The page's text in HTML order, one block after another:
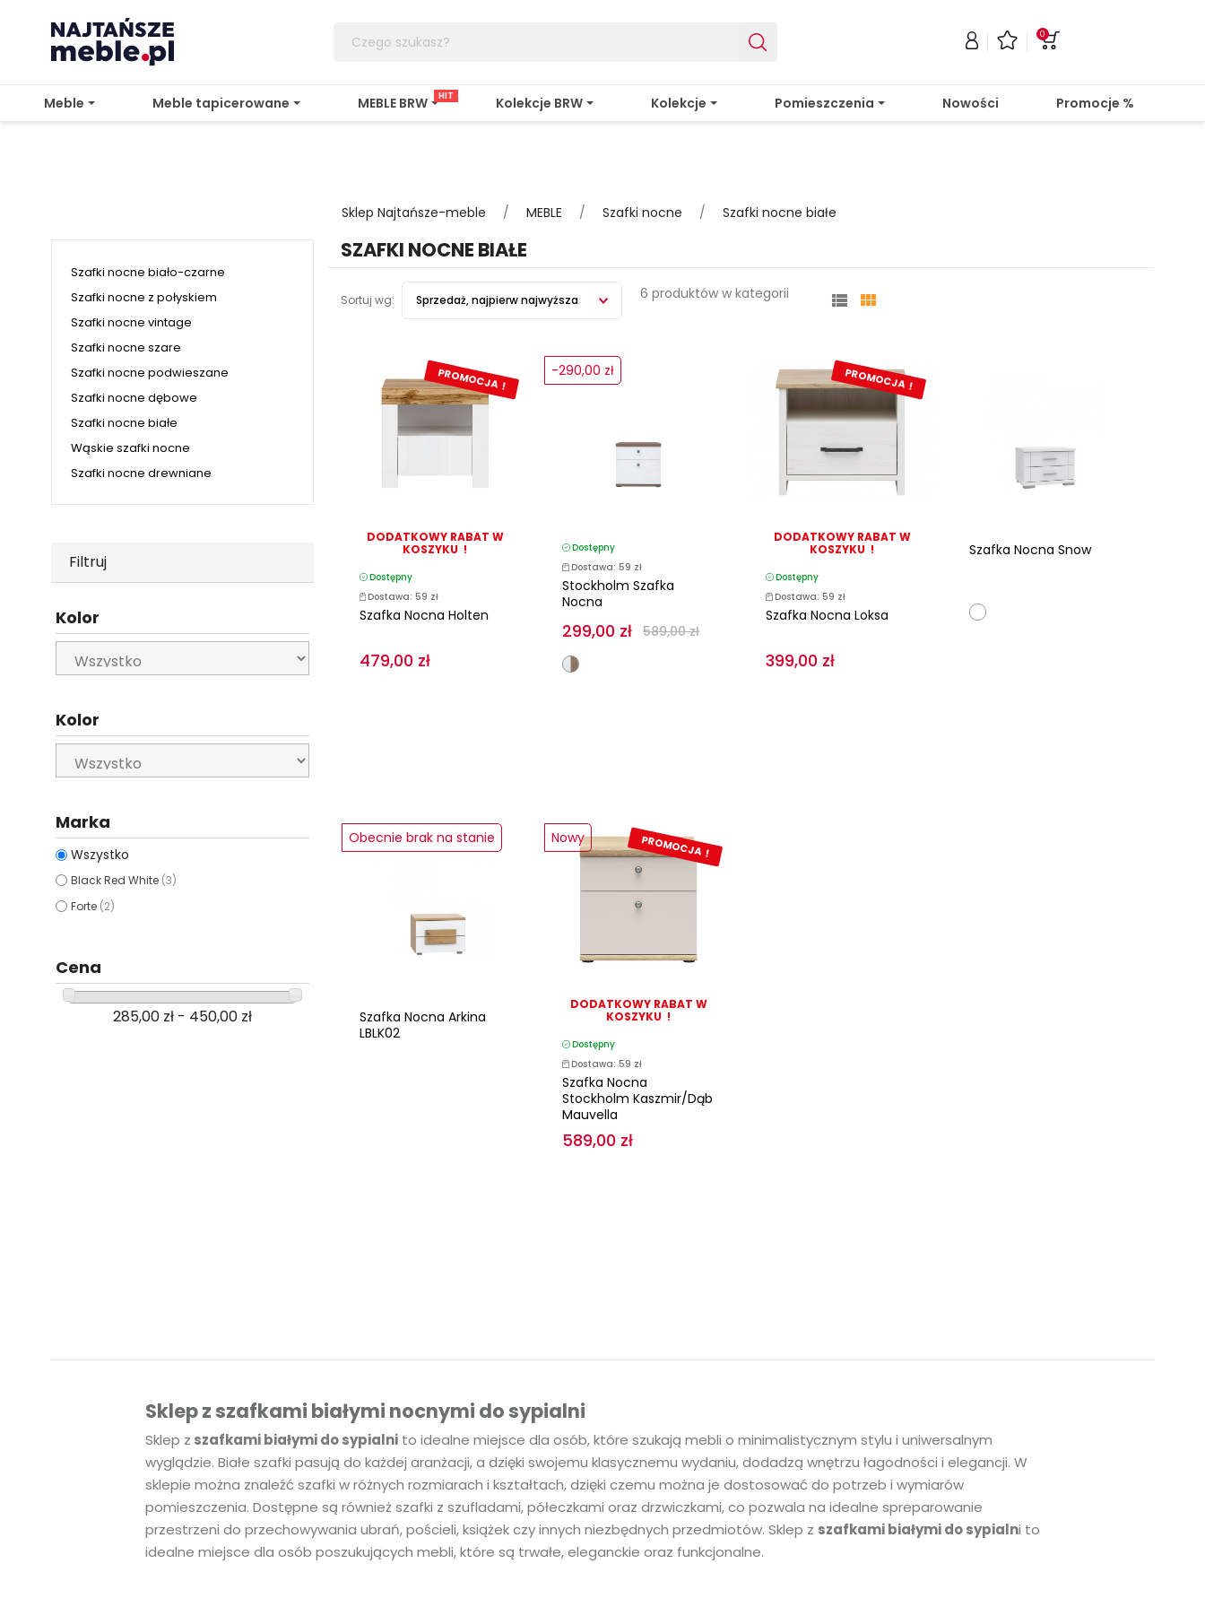
0
Meble Meble tapicerowane MEBLE BRW HIT Kolekcje BRW Kolekcje Pomieszczenia Nowości Promocje %
Sklep Najtańsze-meble MEBLE Szafki nocne Szafki nocne białe
Szafki nocne biało-czarne
Szafki nocne z połyskiem
Szafki nocne vintage
Szafki nocne szare
Szafki nocne podwieszane
Szafki nocne dębowe
Szafki nocne białe
Wąskie szafki nocne
Szafki nocne drewniane
Filtruj
Kolor
Kolor
Marka
Wszystko
Black Red White (3)
Forte (2)
Cena
285,00 zł - 450,00 zł
SZAFKI NOCNE BIAŁE
Sortuj wg: Sprzedaż, najpierw najwyższa 6 produktów w kategorii  
PROMOCJA !
DODATKOWY RABAT W
KOSZYKU !
Dostępny
Dostawa: 59 zł
Szafka Nocna Holten
479,00 zł
Dostępny
Dostawa: 59 zł
Stockholm Szafka
Nocna
299,00 zł 589,00 zł
-290,00 zł PROMOCJA !
DODATKOWY RABAT W
KOSZYKU !
Dostępny
Dostawa: 59 zł
Szafka Nocna Loksa
399,00 zł
Szafka Nocna Snow
Szafka Nocna Arkina
LBLK02
Obecnie brak na stanie PROMOCJA !
DODATKOWY RABAT W
KOSZYKU !
Dostępny
Dostawa: 59 zł
Szafka Nocna
Stockholm Kaszmir/dąb
Mauvella
589,00 zł
Nowy
Sklep z szafkami białymi nocnymi do sypialni
Sklep z szafkami białymi do sypialni to idealne miejsce dla osób, które szukają mebli o minimalistycznym stylu i uniwersalnym
wyglądzie. Białe szafki pasują do każdej aranżacji, a dzięki swojemu klasycznemu wydaniu, dodadzą wnętrzu łagodności i elegancji. W
sklepie można znaleźć szafki w różnych rozmiarach i kształtach, dzięki czemu można je dostosować do potrzeb i wymiarów
pomieszczenia. Dostępne są również szafki z szufladami, półeczkami oraz drzwiczkami, co pozwala na idealne spreparowanie
przestrzeni do przechowywania ubrań, pościeli, książek czy innych niezbędnych przedmiotów. Sklep z szafkami białymi do sypialni to
idealne miejsce dla osób poszukujących mebli, które są trwałe, eleganckie oraz funkcjonalne.